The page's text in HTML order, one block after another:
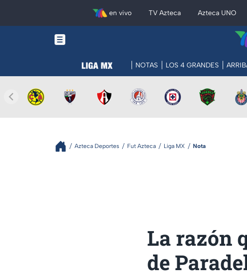
en vivo TV Azteca Azteca UNO
NOTAS LOS 4 GRANDES
Azteca Deportes Fut Azteca Liga MX Nota
La razón
de